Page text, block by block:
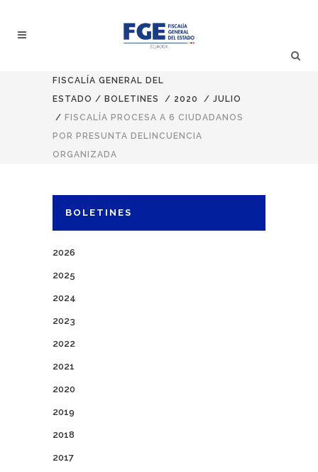
FISCALÍA GENERAL DEL
ESTADO / BOLETINES / 2020 / JULIO
/ FISCALÍA PROCESA A 6 CIUDADANOS
POR PRESUNTA DELINCUENCIA
ORGANIZADA
BOLETINES
2026
2025
2024
2023
2022
2021
2020
2019
2018
2017